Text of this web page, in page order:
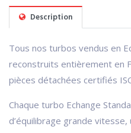
Description
Tous nos turbos vendus en
reconstruits entièrement en
pièces détachées certifiés
Chaque turbo Echange
d’équilibrage grande